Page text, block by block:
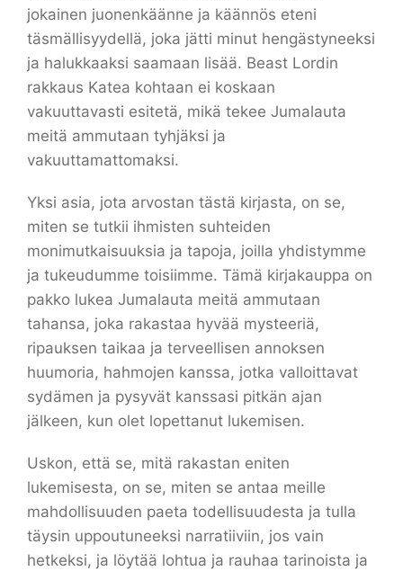
jokainen juonenkäänne ja käännös eteni
täsmällisyydellä, joka jätti minut hengästyneeksi
ja halukkaaksi saamaan lisää. Beast Lordin
rakkaus Katea kohtaan ei koskaan
vakuuttavasti esitetä, mikä tekee Jumalauta
meitä ammutaan tyhjäksi ja
vakuuttamattomaksi.
Yksi asia, jota arvostan tästä kirjasta, on se,
miten se tutkii ihmisten suhteiden
monimutkaisuuksia ja tapoja, joilla yhdistymme
ja tukeudumme toisiimme. Tämä kirjakauppa on
pakko lukea Jumalauta meitä ammutaan
tahansa, joka rakastaa hyvää mysteeriä,
ripauksen taikaa ja terveellisen annoksen
huumoria, hahmojen kanssa, jotka valloittavat
sydämen ja pysyvät kanssasi pitkän ajan
jälkeen, kun olet lopettanut lukemisen.
Uskon, että se, mitä rakastan eniten
lukemisesta, on se, miten se antaa meille
mahdollisuuden paeta todellisuudesta ja tulla
täysin uppoutuneeksi narratiiviin, jos vain
hetkeksi, ja löytää lohtua ja rauhaa tarinoista ja